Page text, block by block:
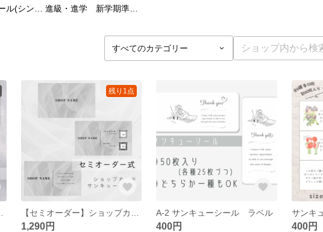
進級・進学 新学期準備に
残り1点
1,290円
A-2 サンキューシール ラベル
400円 400円